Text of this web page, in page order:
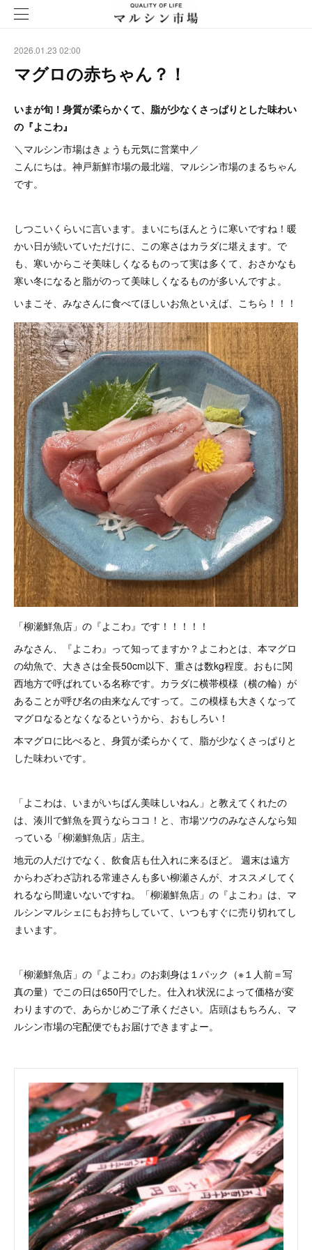
2026.01.23 02:00
マグロの赤ちゃん？！
いまが旬！身質が柔らかくて、脂が少なくさっぱりとした味わい
の『よこわ』
＼マルシン市場はきょうも元気に営業中／
こんにちは。神戸新鮮市場の最北端、マルシン市場のまるちゃん
です。
しつこいくらいに言います。まいにちほんとうに寒いですね！暖
かい日が続いていただけに、この寒さはカラダに堪えます。で
も、寒いからこそ美味しくなるものって実は多くて、おさかなも
寒い冬になると脂がのって美味しくなるものが多いんですよ。
いまこそ、みなさんに食べてほしいお魚といえば、こちら！！！
「柳瀬鮮魚店」の『よこわ』です！！！！！
みなさん、『よこわ』って知ってますか？よこわとは、本マグロ
の幼魚で、大きさは全長50cm以下、重さは数kg程度。おもに関
西地方で呼ばれている名称です。カラダに横帯模様（横の輪）が
あることが呼び名の由来なんですって。この模様も大きくなって
マグロなるとなくなるというから、おもしろい！
本マグロに比べると、身質が柔らかくて、脂が少なくさっぱりと
した味わいです。
「よこわは、いまがいちばん美味しいねん」と教えてくれたの
は、湊川で鮮魚を買うならココ！と、市場ツウのみなさんなら知
っている「柳瀬鮮魚店」店主。
地元の人だけでなく、飲食店も仕入れに来るほど。 週末は遠方
からわざわざ訪れる常連さんも多い柳瀬さんが、オススメしてく
れるなら間違いないですね。「柳瀬鮮魚店」の『よこわ』は、マ
ルシンマルシェにもお持ちしていて、いつもすぐに売り切れてし
まいます。
「柳瀬鮮魚店」の『よこわ』のお刺身は１パック（※１人前＝写
真の量）でこの日は650円でした。仕入れ状況によって価格が変
わりますので、あらかじめご了承ください。店頭はもちろん、マ
ルシン市場の宅配便でもお届けできますよー。